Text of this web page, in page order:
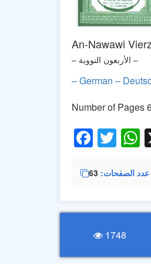
An-Nawawi
– الأربعون النووية –
Number of Pages
عدد الصفحات 63
1748